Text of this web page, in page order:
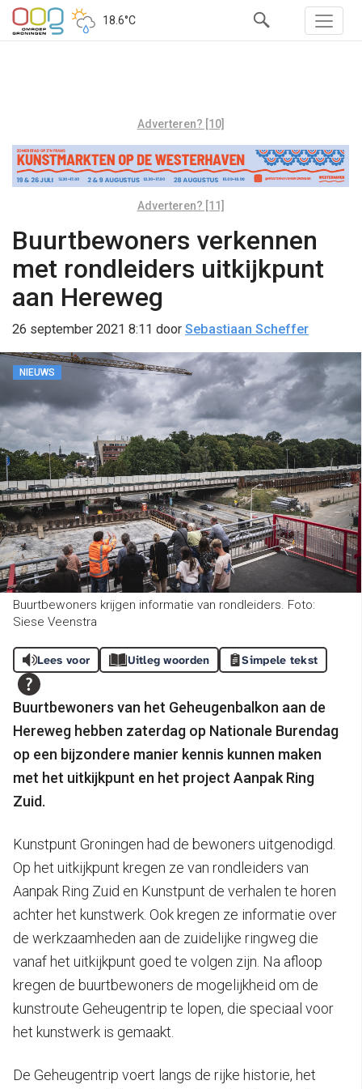
18.6°C
Adverteren? [10]
Adverteren? [11]
Buurtbewoners verkennen
met rondleiders uitkijkpunt
aan Hereweg
26 september 2021 8:11 door Sebastiaan Scheffer
NIEUWS
Buurtbewoners krijgen informatie van rondleiders. Foto:
Siese Veenstra
Lees voor Uitleg woorden Simpele tekst
Buurtbewoners van het Geheugenbalkon aan de
Hereweg hebben zaterdag op Nationale Burendag
op een bijzondere manier kennis kunnen maken
met het uitkijkpunt en het project Aanpak Ring
Zuid.
Kunstpunt Groningen had de bewoners uitgenodigd.
Op het uitkijkpunt kregen ze van rondleiders van
Aanpak Ring Zuid en Kunstpunt de verhalen te horen
achter het kunstwerk. Ook kregen ze informatie over
de werkzaamheden aan de zuidelijke ringweg die
vanaf het uitkijkpunt goed te volgen zijn. Na afloop
kregen de buurtbewoners de mogelijkheid om de
kunstroute Geheugentrip te lopen, die speciaal voor
het kunstwerk is gemaakt.
De Geheugentrip voert langs de rijke historie, het